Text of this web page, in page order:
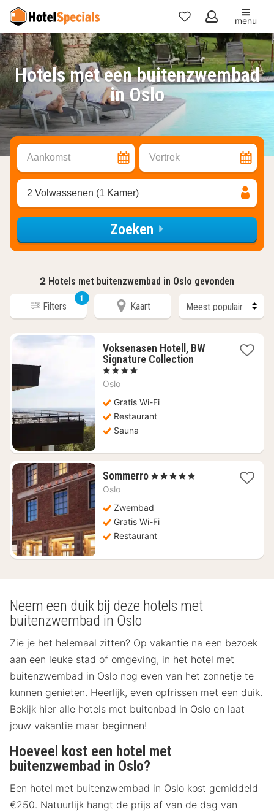
Mijn
favorieten
menu
Hotels met een buitenzwembad
in Oslo
Aankomst Vertrek
2 Volwassenen (1 Kamer)
Zoeken
2 Hotels met buitenzwembad in Oslo gevonden
Filters
1
Kaart
Voksenasen Hotell, BW
Signature Collection1
, 4 Sterren
Oslo
Gratis Wi-Fi
Restaurant
Sauna
Sommerro1
€
356,08
, 5 Sterren
Oslo
Zwembad
Gratis Wi-Fi
Restaurant
Neem een duik bij deze hotels met
buitenzwembad in Oslo
Zie je het helemaal zitten? Op vakantie na een bezoek
aan een leuke stad of omgeving, in het hotel met
buitenzwembad in Oslo nog even van het zonnetje te
kunnen genieten. Heerlijk, even opfrissen met een duik.
Bekijk hier alle hotels met buitenbad in Oslo en laat
jouw vakantie maar beginnen!
Hoeveel kost een hotel met
buitenzwembad in Oslo?
Een hotel met buitenzwembad in Oslo kost gemiddeld
€250. Natuurlijk hangt de prijs af van de dag van